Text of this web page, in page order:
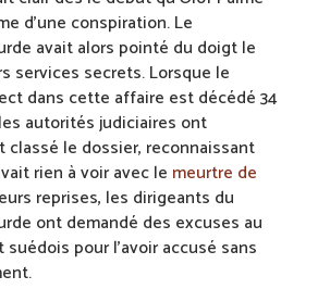
d’une conspiration. Le
avait alors pointé du doigt le
services secrets. Lorsque le
dans cette affaire est décédé 34
autorités judiciaires ont
le dossier, reconnaissant
rien à voir avec le meurtre de
reprises, les dirigeants du
ont demandé des excuses au
pour l’avoir accusé sans